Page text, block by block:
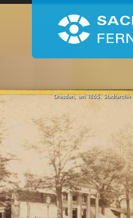
Dresden, um 1865. Stadtarchiv